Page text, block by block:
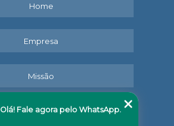
Home
Empresa
Missão
Serviços
Olá! Fale agora pelo WhatsApp.